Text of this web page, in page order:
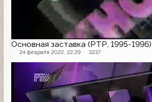
Основная заставка (РТР, 1995-1996)
24 февраля 2022, 22:29 3237
Заставка